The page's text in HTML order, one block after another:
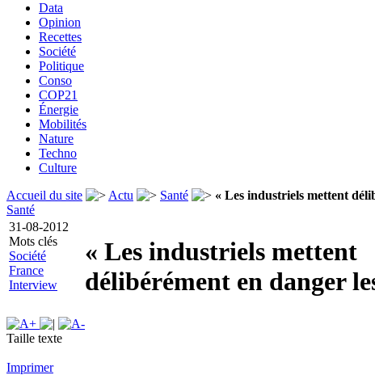
Data
Opinion
Recettes
Société
Politique
Conso
COP21
Énergie
Mobilités
Nature
Techno
Culture
Accueil du site
Actu Santé
« Les industriels mettent
Santé
31-08-2012
Mots clés
Société
France
Interview
« Les industriels mettent
délibérément en danger
Taille texte
Imprimer